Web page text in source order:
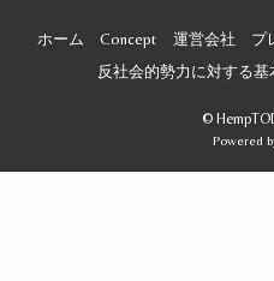
ホーム Concept 運営会社 プ
反社会的勢力に対する基
©
Powered